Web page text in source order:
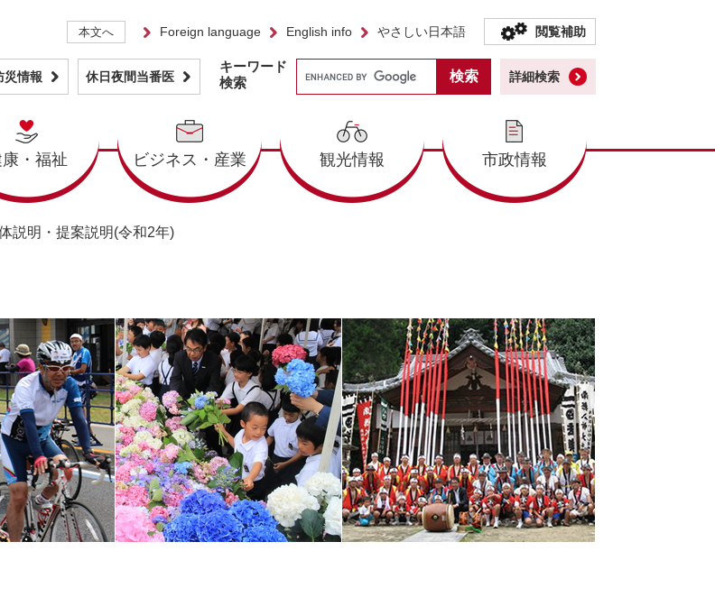
本文へ Foreign language English info やさしい日本語 閲覧補助
災情報 休日夜間当番医
・福祉 ビジネス・産業 観光情報 市政情報
キーワード
検索
詳細検索
説明・提案説明(令和2年)